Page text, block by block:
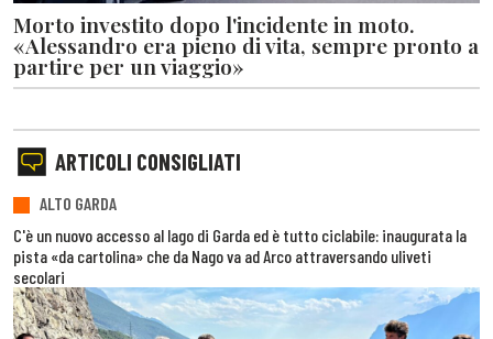
Morto investito dopo l'incidente in moto.
«Alessandro era pieno di vita, sempre pronto a
partire per un viaggio»
ARTICOLI CONSIGLIATI
ALTO GARDA
C'è un nuovo accesso al lago di Garda ed è tutto ciclabile: inaugurata la
pista «da cartolina» che da Nago va ad Arco attraversando uliveti
secolari